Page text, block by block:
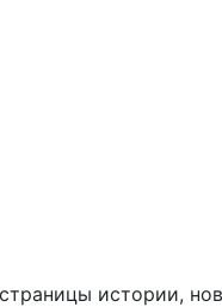
истории,